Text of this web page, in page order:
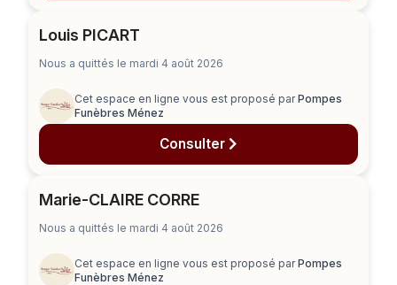
Louis PICART
Nous a quittés le mardi 4 août 2026
Cet espace en ligne vous est proposé parPompes
Funèbres Ménez
Consulter
Marie-CLAIRE CORRE
Nous a quittés le mardi 4 août 2026
Cet espace en ligne vous est proposé parPompes
Funèbres Ménez